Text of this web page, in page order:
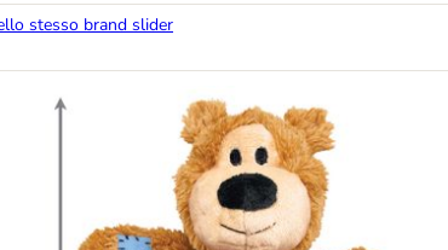
stesso brand slider